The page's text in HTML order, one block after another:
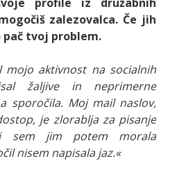
zalezovalca. Če jih
tvoj problem.
mojo aktivnost na socialnih
žaljive in neprimerne
sporočila. Moj mail naslov,
je zlorablja za pisanje
sem jim potem morala
nisem napisala jaz.«